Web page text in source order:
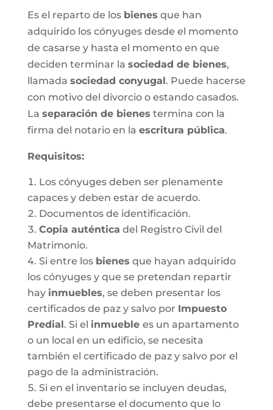
Es el reparto de los bienes que han
adquirido los cónyuges desde el momento
de casarse y hasta el momento en que
deciden terminar la sociedad de bienes,
llamada sociedad conyugal. Puede hacerse
con motivo del divorcio o estando casados.
La separación de bienes termina con la
firma del notario en la escritura pública.
Requisitos:
Los cónyuges deben ser plenamente
capaces y deben estar de acuerdo.
Documentos de identificación.
Copia auténtica del Registro Civil del
Matrimonio.
Si entre los bienes que hayan adquirido
los cónyuges y que se pretendan repartir
hay inmuebles, se deben presentar los
certificados de paz y salvo por Impuesto
Predial. Si el inmueble es un apartamento
o un local en un edificio, se necesita
también el certificado de paz y salvo por el
pago de la administración.
Si en el inventario se incluyen deudas,
debe presentarse el documento que lo